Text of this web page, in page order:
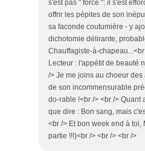
s'est pas " forcé ": il s'est
offrir les pépites de son
sa faconde coutumière - y
dichotomie délirante,
Chauffagiste-à-
Lecteur : l'appétit de beauté
/> Je me joins au choeur
de son incommensurable
do-rable !<br /> <br /> Quant
que dire : Bon sang, mais
<br /> Et bon week end à toi,
partie !!!)<br /> <br /> <br />